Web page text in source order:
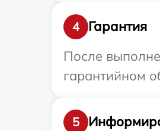
4
Гарантия
После
гарантийном
5